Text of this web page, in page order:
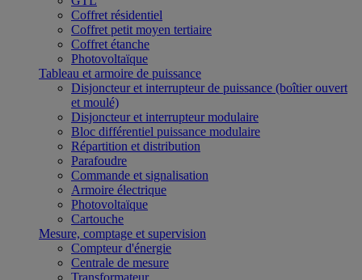
Coffret résidentiel
Coffret petit moyen tertiaire
Coffret étanche
Photovoltaïque
Tableau et armoire de puissance
Disjoncteur et interrupteur de puissance (boîtier ouvert
et moulé)
Disjoncteur et interrupteur modulaire
Bloc différentiel puissance modulaire
Répartition et distribution
Parafoudre
Commande et signalisation
Armoire électrique
Photovoltaïque
Cartouche
Mesure, comptage et supervision
Compteur d'énergie
Centrale de mesure
Transformateur